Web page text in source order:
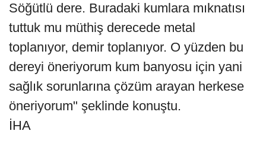
Söğütlü dere. Buradaki kumlara mıknatısı
tuttuk mu müthiş derecede metal
toplanıyor, demir toplanıyor. O yüzden bu
dereyi öneriyorum kum banyosu için yani
sağlık sorunlarına çözüm arayan herkese
öneriyorum" şeklinde konuştu.
İHA